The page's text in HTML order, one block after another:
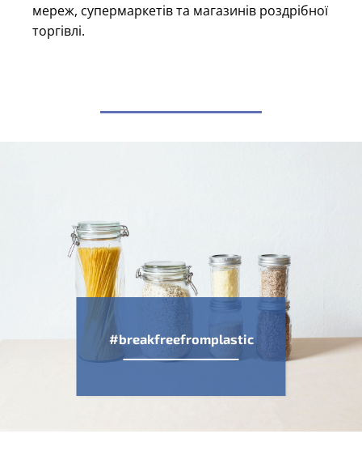
мереж, супермаркетів та магазинів роздрібної
торгівлі.
#breakfreefromplastic